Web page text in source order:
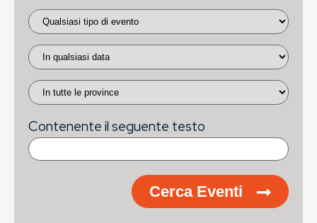
Contenente il seguente testo
Cerca Eventi